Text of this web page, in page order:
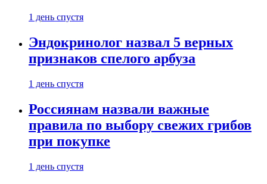
1 день спустя
Эндокринолог назвал 5 верных
признаков спелого арбуза
1 день спустя
Россиянам назвали важные
правила по выбору свежих грибов
при покупке
1 день спустя